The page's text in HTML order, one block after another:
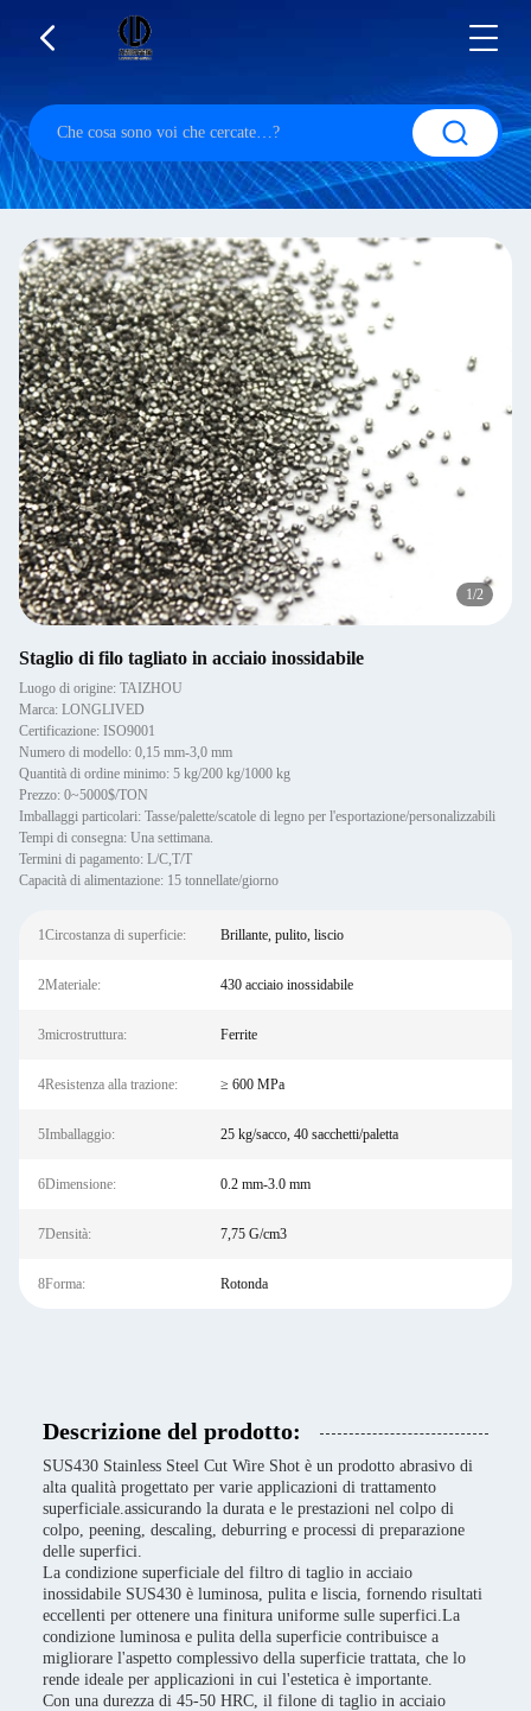
2/2
Staglio di filo tagliato in acciaio inossidabile
Luogo di origine: TAIZHOU
Marca: LONGLIVED
Certificazione: ISO9001
Numero di modello: 0,15 mm-3,0 mm
Quantità di ordine minimo: 5 kg/200 kg/1000 kg
Prezzo: 0~5000$/TON
Imballaggi particolari: Tasse/palette/scatole di legno per l'esportazione/personalizzabili
Tempi di consegna: Una settimana.
Termini di pagamento: L/C,T/T
Capacità di alimentazione: 15 tonnellate/giorno
1Circostanza di superficie: Brillante, pulito, liscio
2Materiale: 430 acciaio inossidabile
3microstruttura: Ferrite
4Resistenza alla trazione: ≥ 600 MPa
5Imballaggio: 25 kg/sacco, 40 sacchetti/paletta
6Dimensione: 0.2 mm-3.0 mm
7Densità: 7,75 G/cm3
8Forma: Rotonda
Descrizione del prodotto:
SUS430 Stainless Steel Cut Wire Shot è un prodotto abrasivo di
alta qualità progettato per varie applicazioni di trattamento
superficiale.assicurando la durata e le prestazioni nel colpo di
colpo, peening, descaling, deburring e processi di preparazione
delle superfici.
La condizione superficiale del filtro di taglio in acciaio
inossidabile SUS430 è luminosa, pulita e liscia, fornendo risultati
eccellenti per ottenere una finitura uniforme sulle superfici.La
condizione luminosa e pulita della superficie contribuisce a
migliorare l'aspetto complessivo della superficie trattata, che lo
rende ideale per applicazioni in cui l'estetica è importante.
Con una durezza di 45-50 HRC, il filone di taglio in acciaio